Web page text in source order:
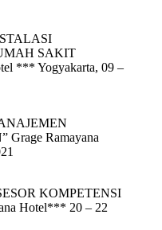
SAKIT
*** Yogyakarta, 09 –
Ramayana
KOMPETENSI
Hotel*** 20 – 22